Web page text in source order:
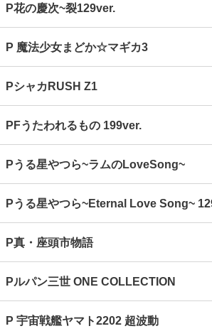
P花の慶次~裂129ver.
P 魔法少女まどか☆マギカ3
PシャカRUSH Z1
PFうたわれるもの 199ver.
Pうる星やつら~ラムのLoveSong~
Pうる星やつら~Eternal Love Song~
P真・座頭市物語
Pルパン三世 ONE COLLECTION
P 宇宙戦艦ヤマト2202 超波動